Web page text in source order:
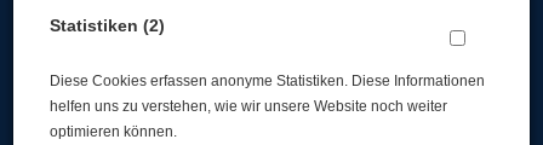
Statistiken (2)
Diese Cookies erfassen anonyme Statistiken. Diese Informationen
helfen uns zu verstehen, wie wir unsere Website noch weiter
optimieren können.